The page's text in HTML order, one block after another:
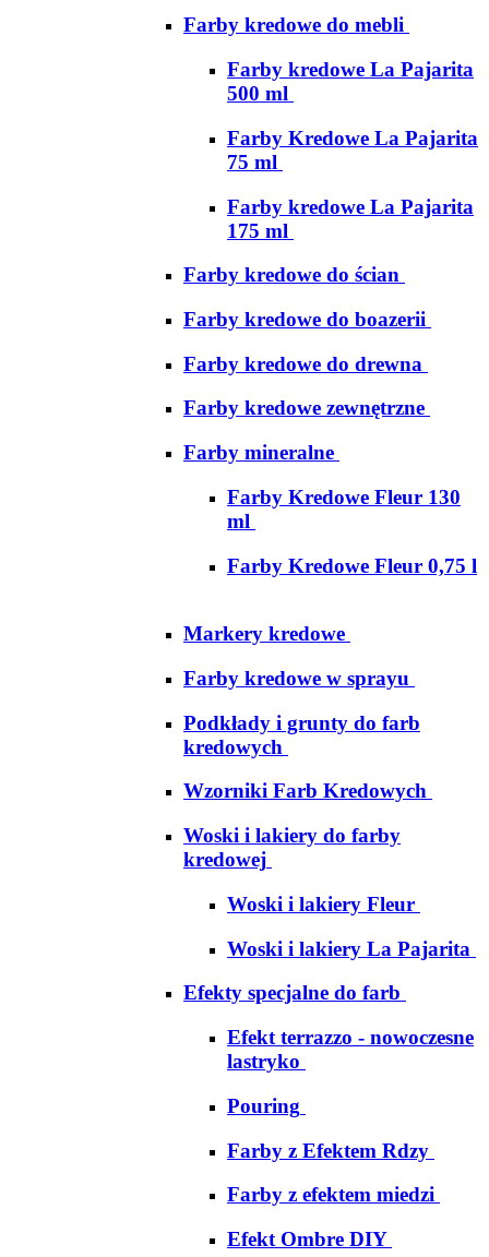
Farby kredowe do mebli
Farby kredowe La Pajarita
500 ml
Farby Kredowe La Pajarita
75 ml
Farby kredowe La Pajarita
175 ml
Farby kredowe do ścian
Farby kredowe do boazerii
Farby kredowe do drewna
Farby kredowe zewnętrzne
Farby mineralne
Farby Kredowe Fleur 130
ml
Farby Kredowe Fleur 0,75 l
Markery kredowe
Farby kredowe w sprayu
Podkłady i grunty do farb
kredowych
Wzorniki Farb Kredowych
Woski i lakiery do farby
kredowej
Woski i lakiery Fleur
Woski i lakiery La Pajarita
Efekty specjalne do farb
Efekt terrazzo - nowoczesne
lastryko
Pouring
Farby z Efektem Rdzy
Farby z efektem miedzi
Efekt Ombre DIY